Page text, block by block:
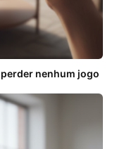
nenhum jogo